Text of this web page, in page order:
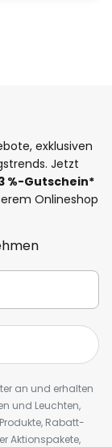
exklusiven
Jetzt
%-Gutschein*
Onlineshop
an und erhalten
und Leuchten,
Rabatt-
Aktionspakete,